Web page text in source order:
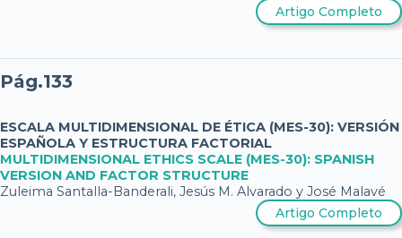
Artigo Completo
Pág.133
ESCALA MULTIDIMENSIONAL DE ÉTICA (MES-30): VERSIÓN
ESPAÑOLA Y ESTRUCTURA FACTORIAL
MULTIDIMENSIONAL ETHICS SCALE (MES-30): SPANISH
VERSION AND FACTOR STRUCTURE
Zuleima Santalla-Banderali, Jesús M. Alvarado y José Malavé
Artigo Completo